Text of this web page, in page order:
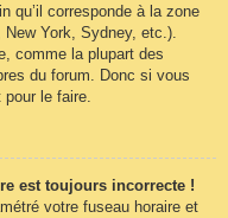
qu’il corresponde à la zone
York, Sydney, etc.).
comme la plupart des
du forum. Donc si vous
le faire.
est toujours incorrecte !
votre fuseau horaire et